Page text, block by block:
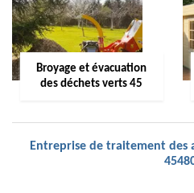
Broyage et évacuation
des déchets verts 45
Entreprise de traitement des